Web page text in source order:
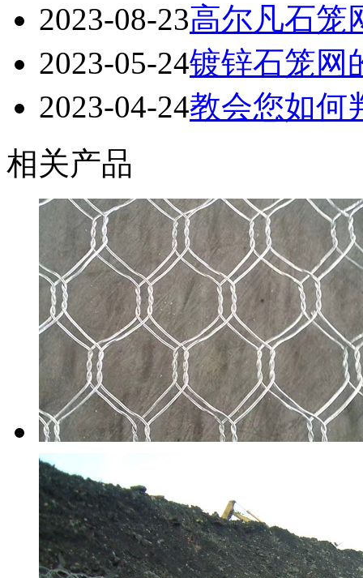
2023-08-23高尔凡石笼
2023-05-24镀锌石笼网
2023-04-24教会您如何
相关产品